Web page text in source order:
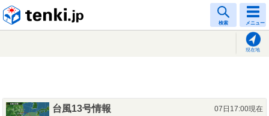
検索 メニュー
現在地
台風13号情報
07日17:00現在